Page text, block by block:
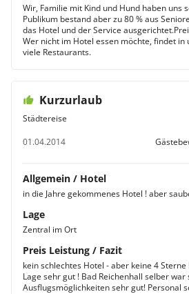
Wir, Familie mit Kind und Hund haben uns
Publikum bestand aber zu 80 % aus
das Hotel und der Service
Wer nicht im Hotel essen möchte, findet
viele Restaurants.
Kurzurlaub
Städtereise
01.04.2014
Allgemein / Hotel
in die Jahre gekommenes Hotel ! aber
Lage
Zentral im Ort
Preis Leistung / Fazit
kein schlechtes Hotel - aber keine 4
Lage sehr gut ! Bad Reichenhall selber
Ausflugsmöglichkeiten sehr gut! Personal